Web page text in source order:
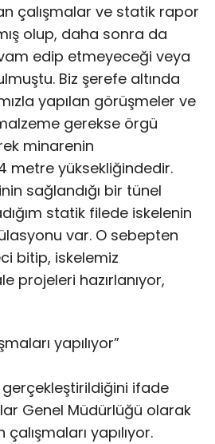
çalışmalar ve statik rapor
olup, daha sonra da
edip etmeyeceği veya
Biz şerefe altında
yapılan görüşmeler ve
gerekse örgü
minarenin
metre yüksekliğindedir.
sağlandığı bir tünel
statik filede iskelenin
var. O sebepten
bitip, iskelemiz
projeleri hazırlanıyor,
yapılıyor”
ifade
Genel Müdürlüğü olarak
yapılıyor.